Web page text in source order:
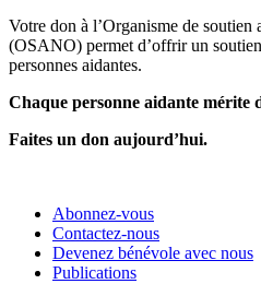
Votre don à l’Organisme de soutien
(OSANO) permet d’offrir un
personnes aidantes.
Chaque personne aidante mérite
Faites un don aujourd’hui.
Abonnez-vous
Contactez-nous
Devenez bénévole avec nous
Publications